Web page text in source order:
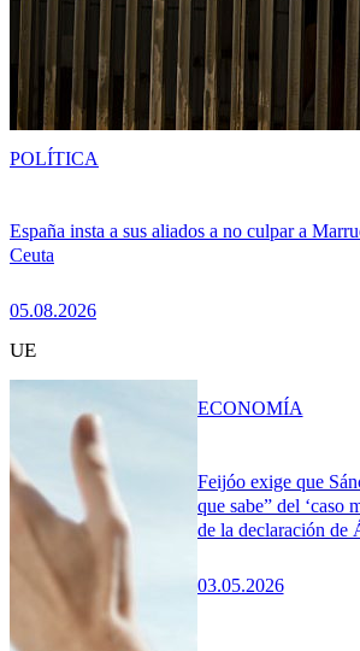
España insta a sus aliados a no culpar a
Ceuta
05.08.2026
POLÍTICA
UE
Feijóo exige que
que sabe” del ‘caso
de la declaración de
03.05.2026
ECONOMÍA